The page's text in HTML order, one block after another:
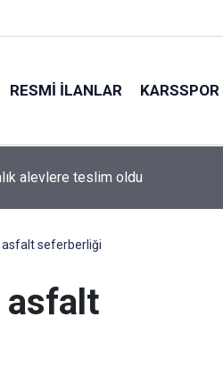
RESMI İLANLAR KARSSPOR
"Bence savaş çok yakında bitecek"
asfalt seferberliği
asfalt